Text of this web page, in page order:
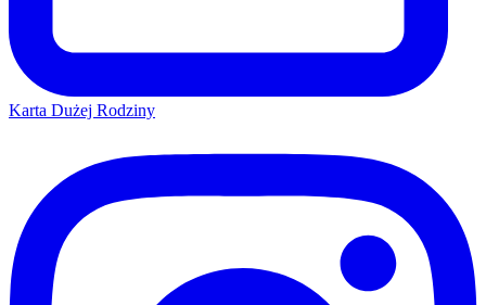
Karta Dużej Rodziny